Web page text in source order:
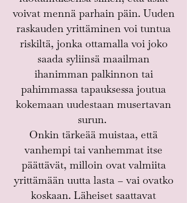
voivat mennä parhain päin. Uuden
raskauden yrittäminen voi tuntua
riskiltä, jonka ottamalla voi joko
saada syliinsä maailman
ihanimman palkinnon tai
pahimmassa tapauksessa joutua
kokemaan uudestaan musertavan
surun.
Onkin tärkeää muistaa, että
vanhempi tai vanhemmat itse
päättävät, milloin ovat valmiita
yrittämään uutta lasta – vai ovatko
koskaan. Läheiset saattavat